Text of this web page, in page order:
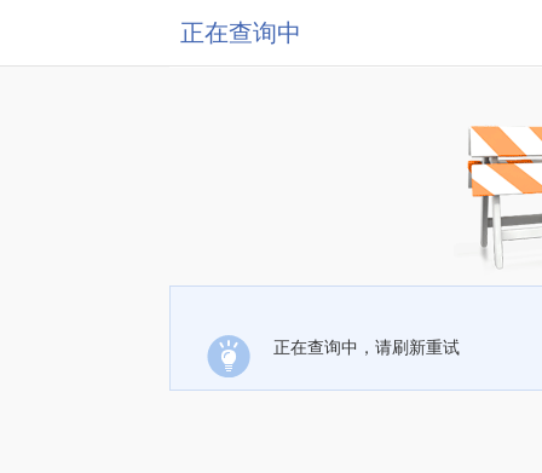
正在查询中
正在查询中，请刷新重试